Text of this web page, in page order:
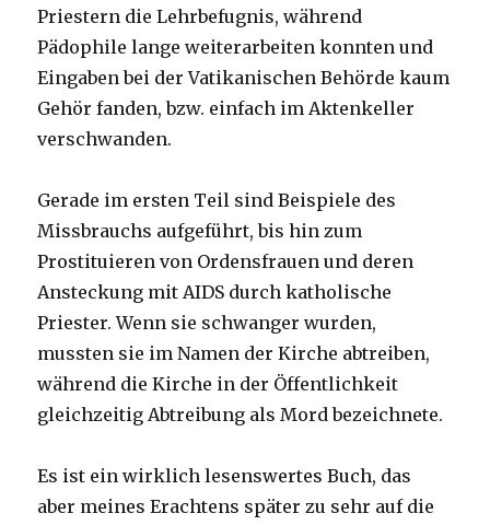
Priestern die Lehrbefugnis, während
Pädophile lange weiterarbeiten konnten und
Eingaben bei der Vatikanischen Behörde kaum
Gehör fanden, bzw. einfach im Aktenkeller
verschwanden.
Gerade im ersten Teil sind Beispiele des
Missbrauchs aufgeführt, bis hin zum
Prostituieren von Ordensfrauen und deren
Ansteckung mit AIDS durch katholische
Priester. Wenn sie schwanger wurden,
mussten sie im Namen der Kirche abtreiben,
während die Kirche in der Öffentlichkeit
gleichzeitig Abtreibung als Mord bezeichnete.
Es ist ein wirklich lesenswertes Buch, das
aber meines Erachtens später zu sehr auf die